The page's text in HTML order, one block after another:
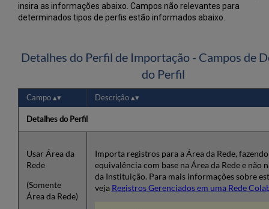
insira as informações abaixo. Campos não relevantes para
determinados tipos de perfis estão informados abaixo.
Detalhes do Perfil de Importação - Campos de
do Perfil
Campo Descrição
Detalhes do Perfil
Usar Área da
Rede
(Somente
Área da Rede)
Importa registros para a Área da Rede, fazendo
equivalência com base na Área da Rede e não
da Instituição. Para mais informações sobre
veja Registros Gerenciados em uma Rede